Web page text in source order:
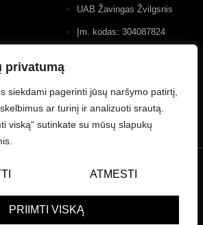
privatumą
siekdami pagerinti jūsų naršymo patirtį,
ar turinį ir analizuoti srautą.
viską“ sutinkate su mūsų slapukų
ATMESTI
PRIIMTI VISKĄ
UAB Žavingas Žvilgsnis
Įm. kodas: 304087824
Žvilgsnis/Charming Look. Visos teisės
by Bewonders Agency